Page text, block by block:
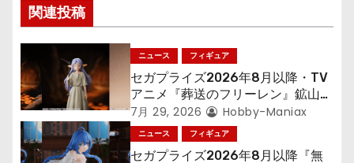
ゲ
ー
シ
ョ
ン
関連投稿
ニュース フィギュア
セガプライズ2026年8月以降・TV
アニメ『葬送のフリーレン』鉱山で
300年働くことになっっちゃった
「フリーレン」を立体化！
7月 29, 2026 Hobby-Maniax
ニュース フィギュア
セガプライズ2026年8月以降『無